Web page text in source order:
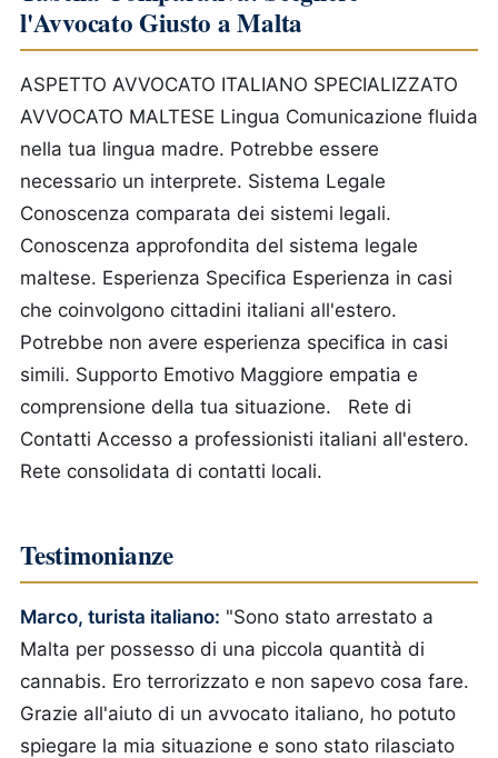
l'Avvocato Giusto a Malta
ASPETTO AVVOCATO ITALIANO SPECIALIZZATO
AVVOCATO MALTESE Lingua Comunicazione fluida
nella tua lingua madre. Potrebbe essere
necessario un interprete. Sistema Legale
Conoscenza comparata dei sistemi legali.
Conoscenza approfondita del sistema legale
maltese. Esperienza Specifica Esperienza in casi
che coinvolgono cittadini italiani all'estero.
Potrebbe non avere esperienza specifica in casi
simili. Supporto Emotivo Maggiore empatia e
comprensione della tua situazione.
Rete di
Contatti Accesso a professionisti italiani all'estero.
Rete consolidata di contatti locali.
Testimonianze
Marco, turista italiano: "Sono stato arrestato a
Malta per possesso di una piccola quantità di
cannabis. Ero terrorizzato e non sapevo cosa fare.
Grazie all'aiuto di un avvocato italiano, ho potuto
spiegare la mia situazione e sono stato rilasciato